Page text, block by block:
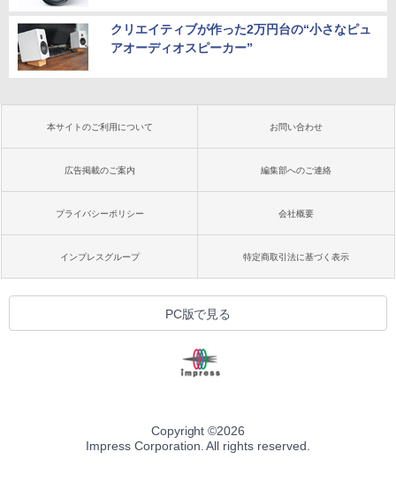
クリエイティブが作った2万円台の“小さなピュ
アオーディオスピーカー”
本サイトのご利用について お問い合わせ
広告掲載のご案内 編集部へのご連絡
プライバシーポリシー 会社概要
インプレスグループ 特定商取引法に基づく表示
PC版で見る
Copyright ©2026
Impress Corporation. All rights reserved.